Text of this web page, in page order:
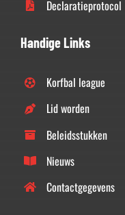
Declaratieprotocol
Handige Links
Korfbal league
Lid worden
Beleidsstukken
Nieuws
Contactgegevens